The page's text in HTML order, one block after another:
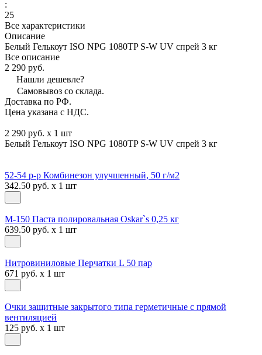
:
25
Все характеристики
Описание
Белый Гелькоут ISO NPG 1080TP S-W UV спрей 3 кг
Все описание
2 290 руб.
Нашли дешевле?
Самовывоз со склада.
Доставка по РФ.
Цена указана с НДС.
2 290 руб. x 1 шт
Белый Гелькоут ISO NPG 1080TP S-W UV спрей 3 кг
52-54 р-р Комбинезон улучшенный, 50 г/м2
342.50 руб. x 1 шт
М-150 Паста полировальная Oskar`s 0,25 кг
639.50 руб. x 1 шт
Нитровиниловые Перчатки L 50 пар
671 руб. x 1 шт
Очки защитные закрытого типа герметичные с прямой
вентиляцией
125 руб. x 1 шт